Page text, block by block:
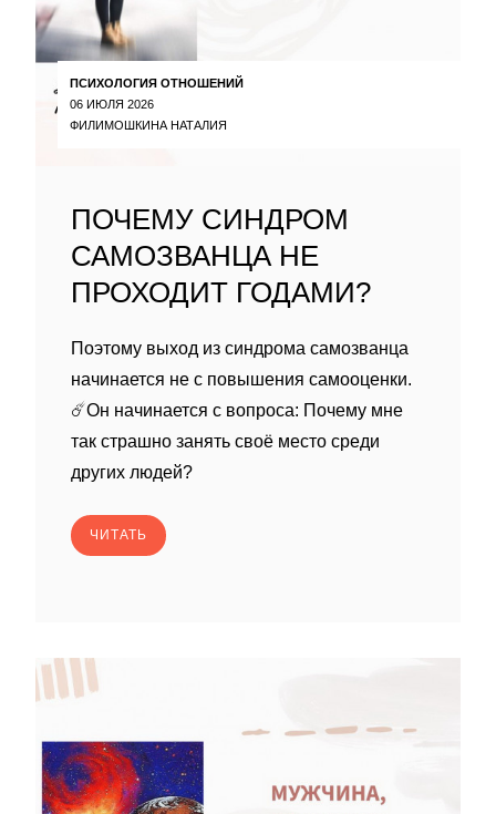
ПСИХОЛОГИЯ ОТНОШЕНИЙ
06 ИЮЛЯ 2026
ФИЛИМОШКИНА НАТАЛИЯ
ПОЧЕМУ СИНДРОМ
САМОЗВАНЦА НЕ
ПРОХОДИТ ГОДАМИ?
Поэтому выход из синдрома самозванца
начинается не с повышения самооценки.
☄️Он начинается с вопроса: Почему мне
так страшно занять своё место среди
других людей?
ЧИТАТЬ